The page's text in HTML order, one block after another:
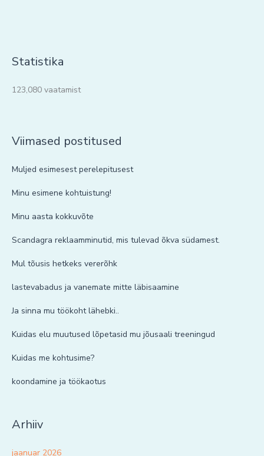
Statistika
123,080 vaatamist
Viimased postitused
Muljed esimesest perelepitusest
Minu esimene kohtuistung!
Minu aasta kokkuvõte
Scandagra reklaamminutid, mis tulevad õkva südamest.
Mul tõusis hetkeks vererõhk
lastevabadus ja vanemate mitte läbisaamine
Ja sinna mu töökoht lähebki..
Kuidas elu muutused lõpetasid mu jõusaali treeningud
Kuidas me kohtusime?
koondamine ja töökaotus
Arhiiv
jaanuar 2026